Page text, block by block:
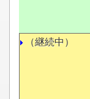
（継続中）